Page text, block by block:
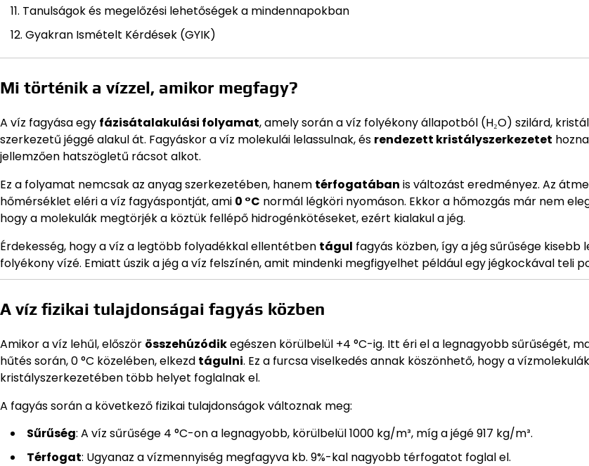
Tanulságok és megelőzési lehetőségek a mindennapokban
Gyakran Ismételt Kérdések (GYIK)
Mi történik a vízzel, amikor megfagy?
A víz fagyása egy fázisátalakulási folyamat, amely során a víz folyékony állapotból (H₂O) szilárd,
szerkezetű jéggé alakul át. Fagyáskor a víz molekulái lelassulnak, és rendezett kristályszerkezetet
jellemzően hatszögletű rácsot alkot.
Ez a folyamat nemcsak az anyag szerkezetében, hanem térfogatában is változást eredményez. Az
hőmérséklet eléri a víz fagyáspontját, ami 0 °C normál légköri nyomáson. Ekkor a hőmozgás már nem
hogy a molekulák megtörjék a köztük fellépő hidrogénkötéseket, ezért kialakul a jég.
Érdekesség, hogy a víz a legtöbb folyadékkal ellentétben tágul fagyás közben, így a jég sűrűsége kisebb
folyékony vízé. Emiatt úszik a jég a víz felszínén, amit mindenki megfigyelhet például egy jégkockával teli
A víz fizikai tulajdonságai fagyás közben
Amikor a víz lehűl, először összehúzódikegészen körülbelül +4 °C-ig. Itt éri el a legnagyobb sűrűségét,
hűtés során, 0 °C közelében, elkezd tágulni. Ez a furcsa viselkedés annak köszönhető, hogy a
kristályszerkezetében több helyet foglalnak el.
A fagyás során a következő fizikai tulajdonságok változnak meg:
Sűrűség: A víz sűrűsége 4 °C-on a legnagyobb, körülbelül 1000 kg/m³, míg a jégé 917 kg/m³.
Térfogat: Ugyanaz a vízmennyiség megfagyva kb. 9%-kal nagyobb térfogatot foglal el.